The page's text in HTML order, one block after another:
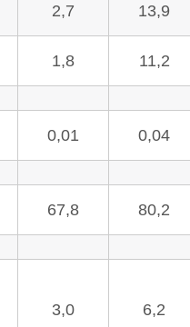
2,7 13,9
1,8 11,2
0,01 0,04
67,8 80,2
3,0 6,2